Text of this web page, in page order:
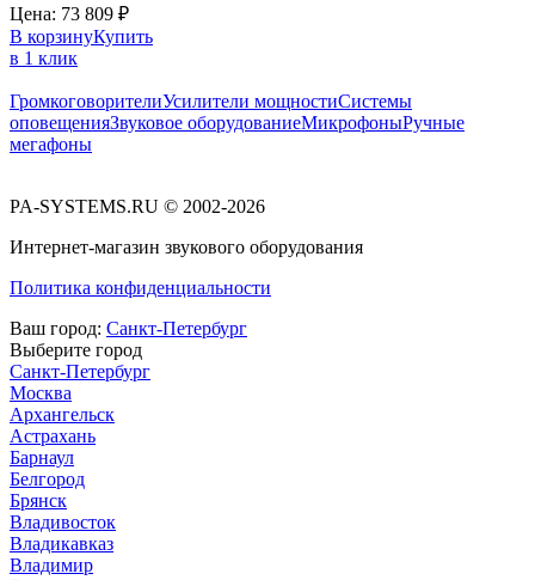
Цена: 73 809 ₽
В корзинуКупить
в 1 клик
ГромкоговорителиУсилители мощностиСистемы
оповещенияЗвуковое оборудованиеМикрофоныРучные
мегафоны
PA-SYSTEMS.RU © 2002-2026
Интернет-магазин звукового оборудования
Политика конфиденциальности
Ваш город: Санкт-Петербург
Выберите город
Санкт-Петербург
Москва
Архангельск
Астрахань
Барнаул
Белгород
Брянск
Владивосток
Владикавказ
Владимир